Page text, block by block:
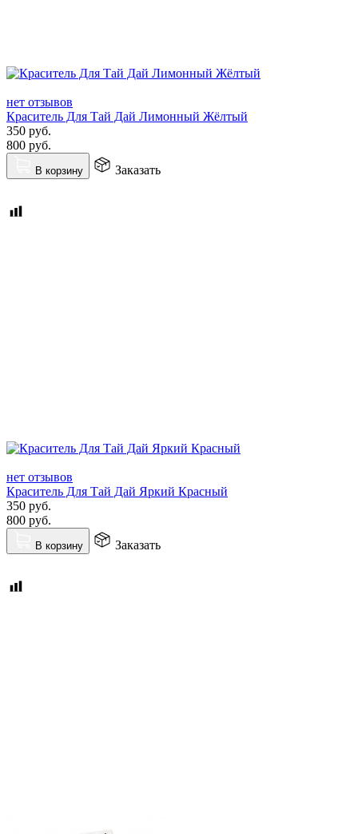
нет отзывов
Краситель Для Тай Дай Лимонный Жёлтый
350 руб.
800 руб.
В корзину Заказать
нет отзывов
Краситель Для Тай Дай Яркий Красный
350 руб.
800 руб.
В корзину Заказать